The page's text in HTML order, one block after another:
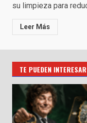
su limpieza para
Leer Más
TE PUEDEN INTERESAR